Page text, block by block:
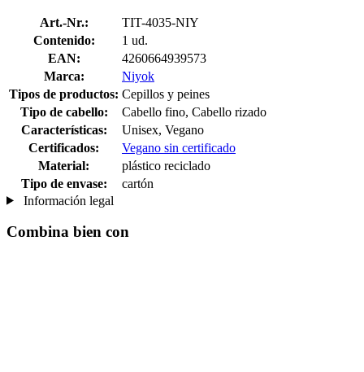
Art.-Nr.:
TIT-4035-NIY
Contenido:
1 ud.
EAN:
4260664939573
Marca:
Niyok
Tipos de productos: Cepillos y peines
Tipo de cabello:
Cabello fino, Cabello rizado
Características:
Unisex, Vegano
Certificados:
Vegano sin certificado
Material:
plástico reciclado
Tipo de envase:
cartón
Información legal
Combina bien con